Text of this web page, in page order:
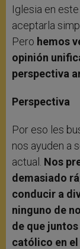
Iglesia en
aceptarla
Pero hemos
opinión
perspectiva
Perspectiva
Por eso les
nos ayuden a
actual. Nos
demasiado
conducir a
ninguno de
de que
católico en